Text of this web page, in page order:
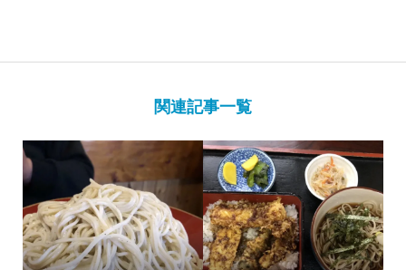
関連記事一覧